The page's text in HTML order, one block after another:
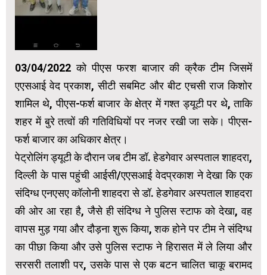
03/04/2022 को पीएस फरश बाजार की क्रैक टीम जिसमें
एएसआई वेद प्रकाश, सीटी सबमिट और बीट एचसी राज किशोर
शामिल थे, पीएस-फर्श बाजार के क्षेत्र में गश्त ड्यूटी पर थे, ताकि
शहर में बुरे तत्वों की गतिविधियों पर नजर रखी जा सके। पीएस-
फर्श बाजार का अधिकार क्षेत्र।
पेट्रोलिंग ड्यूटी के दौरान जब टीम डॉ. हेडगेवार अस्पताल शाहदरा,
दिल्ली के पास पहुंची आईसी/एएसआई वेदप्रकाश ने देखा कि एक
संदिग्ध एनएसए कॉलोनी शाहदरा से डॉ. हेडगेवार अस्पताल शाहदरा
की ओर आ रहा है, जैसे ही संदिग्ध ने पुलिस स्टाफ को देखा, वह
वापस मुड़ गया और दौड़ना शुरू किया, शक होने पर टीम ने संदिग्ध
का पीछा किया और उसे पुलिस स्टाफ ने हिरासत में ले लिया और
सरसरी तलाशी पर, उसके पास से एक बटन चालित चाकू बरामद